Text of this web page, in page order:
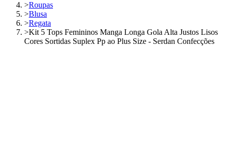
>Roupas
>Blusa
>Regata
>Kit 5 Tops Femininos Manga Longa Gola Alta Justos Lisos
Cores Sortidas Suplex Pp ao Plus Size - Serdan Confecções